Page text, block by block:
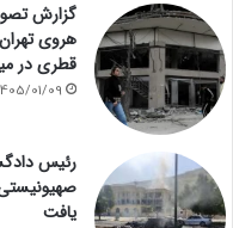
گزارش
هروی
قطری در
01/09
رئیس
یافت